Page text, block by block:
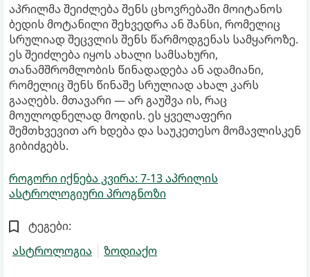
აპრილმა შეიძლება შენს ცხოვრებაში მოიტანოს
ბედის მოტანილი შეხვედრა ან შანსი, რომელიც
სრულიად შეცვლის შენს წარმოდგენას სამყაროზე.
ეს შეიძლება იყოს ახალი სამსახური,
თანამშრომლობის წინადადება ან ადამიანი,
რომელიც შენს წინაშე სრულიად ახალ კარს
გააღებს. მთავარი — არ გაუშვა ის, რაც
მოულოდნელად მოდის. ეს ყველაფერი
შემთხვევით არ ხდება და საუკეთესო მომავლისკენ
გიბიძგებს.
როგორი იქნება კვირა: 7-13 აპრილის
ასტროლოგიური პროგნოზი
ტეგები:
ასტროლოგია
ზოდიაქო